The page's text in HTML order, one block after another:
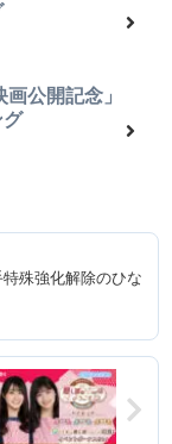
公開記念」
グ
特殊強化解除のひな